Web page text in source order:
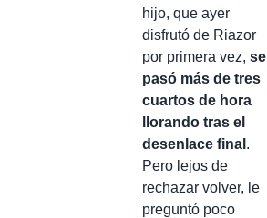
hijo, que ayer
disfrutó de Riazor
por primera vez, se
pasó más de tres
cuartos de hora
llorando tras el
desenlace final .
Pero lejos de
rechazar volver, le
preguntó poco